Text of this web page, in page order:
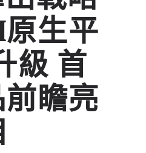
生平
級 首
瞻亮